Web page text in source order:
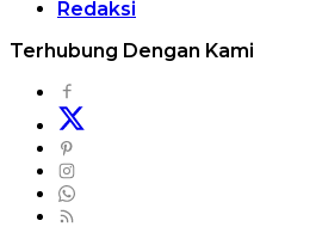
Redaksi
Terhubung Dengan Kami